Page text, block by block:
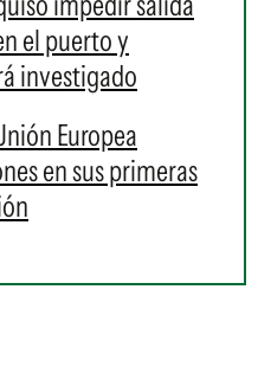
el puerto y
investigado
Europea
en sus primeras